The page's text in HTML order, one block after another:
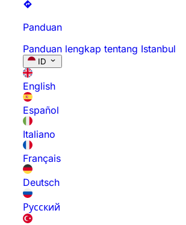
Panduan
Panduan lengkap tentang Istanbul
ID
English
Español
Italiano
Français
Deutsch
Русский